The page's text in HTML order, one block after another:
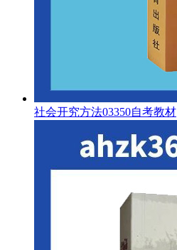
社会开究方法03350自考教材